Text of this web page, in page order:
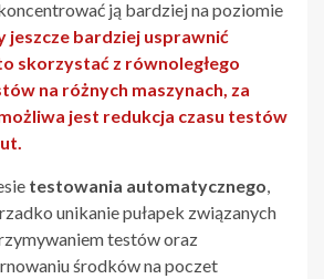
ją bardziej na poziomie
jeszcze bardziej usprawnić
skorzystać z równoległego
na różnych maszynach, za
jest redukcja czasu testów
testowania automatycznego
unikanie pułapek związanych
testów oraz
środków na poczet